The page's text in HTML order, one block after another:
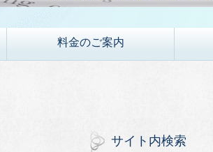
料金のご案内
サイト内検索